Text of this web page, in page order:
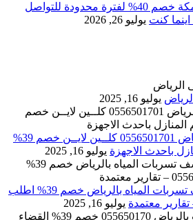
شركة كلين لايف بمكة خصم 40% لفترة محدودة للتواصل
يوليو 26, 2026
يوليو 16, 2025
شركة تنظيف بالرياض 0556501701 كلــين لايــن خصم 39%
باحدث الاجهزة يوليو 16, 2025
افضل شركة كشف تسربات المياه بالرياض خصم 39% اطلب
يوليو 16, 2025